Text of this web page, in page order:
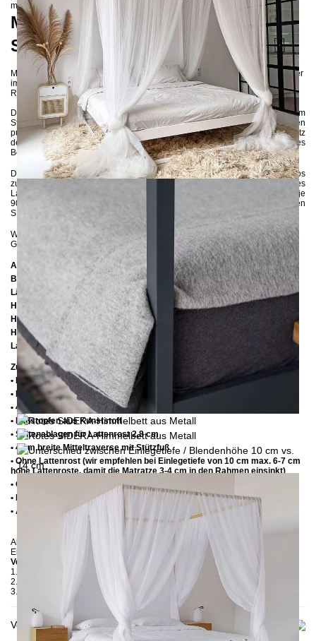
minimalistische Ästhetik, die zugleich modern und ansprechend wirkt.
Mediterranes Flair für Ihr
Schlafzimmer
Mit einem passenden Stoffbezug verleihen Sie dennoch Ihrem Schlafzimmer
im Handumdrehen einen mediterranen Touch und schaffen Ihre eigene
Ruhe-Oase.
Das SIDERA Himmelbett wird in aufwendiger Handarbeit aus 3x3 cm
Stahlprofilen gefertigt und umweltschonend in einer Vielzahl von Farben
pulverbeschichtet. Die breiten Seitenleisten gewährleisten einen festen Sitz
der Matratze im Gestell, während eine zusätzliche Stütze in der Mitte des
Bettes für noch mehr Stabilität sorgt.
Das stabile Metallgestell wird zerlegt geliefert und kann mühelos
zusammengebaut werden. Sie haben die Wahl, entweder ein großes
Lattenrost mit den Maßen 180x200 cm oder zwei kleine Lattenroste mit je
90x200 cm einzulegen. Erleben Sie erholsame Nächte in Ihrem neuen
SIDERA Himmelbett!
Wenn Sie sich bezüglich der Farbe unsicher sind, können Sie hierbis zu 5
Gratis-Farbproben anfordern :-)
Abmessungen
Breite:
Länge:
206 cm / 216 cm / 226 cm
Höhe:
Höhe bis zur Rahmenunterkante:25 cm
Höhe bis zur Rahmenoberkante:35 cm / 39 cm
Lattenrostabsenkung:10 cm oder 14 cm
Zusätzliche Informationen
• Handmade
• Metall: Pulverbeschichtet
• 4 cm breite Mitteltraverse mit Stützfuß
• Fußstopfen aus Kunststoff
• Seitenablagen für Lattenrost 2,8 cm
• 4 cm breite Mitteltraverse mit Stützfuß
• Ohne Lattenrost (wir empfehlen bei Einlegetiefe von 10 cm max. 6-7 cm
hohe Lattenroste, damit die Matratze 3-4 cm in den Rahmen einsinkt)
• Ohne Matratze
• Lieferzustand: Zerlegt (in 3 Kartons)
• Andere RAL-Farben auf Anfrage möglich
Abgebildet: Einlegetiefe 10 cm in Schwarz, Weiß, Anthrazit, Rot und Beige;
Einlegetiefe 14 cm in unbehandelter Stahl
Verpackungsdetails
1. Karton: 2100x180x130 mm, ≈ 20 kg
2. Karton: 1900x420x100 mm, ≈ 26 kg
3. Karton: 2050 x420x100 mm, ≈ 22 kg
Versand & Lieferung